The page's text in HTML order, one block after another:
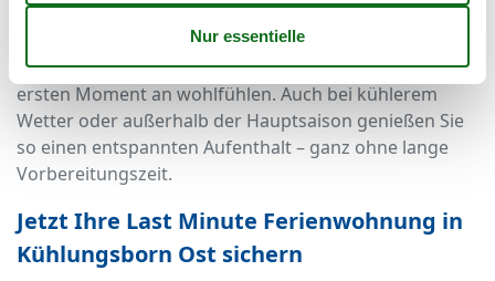
Extras, die Ihren Aufenthalt besonders erholsam
machen. Sauna, Whirlpool, Kamin oder große
Sonnenterrassen sorgen dafür, dass Sie sich vom
ersten Moment an wohlfühlen. Auch bei kühlerem
Wetter oder außerhalb der Hauptsaison genießen Sie
so einen entspannten Aufenthalt – ganz ohne lange
Vorbereitungszeit.
Jetzt Ihre Last Minute Ferienwohnung in
Kühlungsborn Ost sichern